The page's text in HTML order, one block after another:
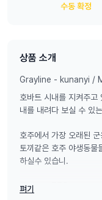
수동 확정
상품 소개
Grayline - kunanyi /
호바트 시내를 지켜주고
내를 내려다 보실 수 있
호주에서 가장 오래된
토끼같은 호주 야생동물
하실수 있습니.
투어코드 775
펴기